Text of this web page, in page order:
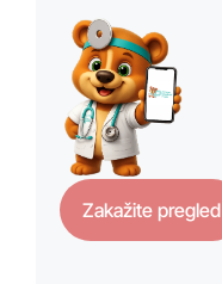
Zakažite pregled